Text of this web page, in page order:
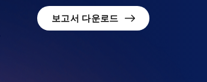
보고서 다운로드